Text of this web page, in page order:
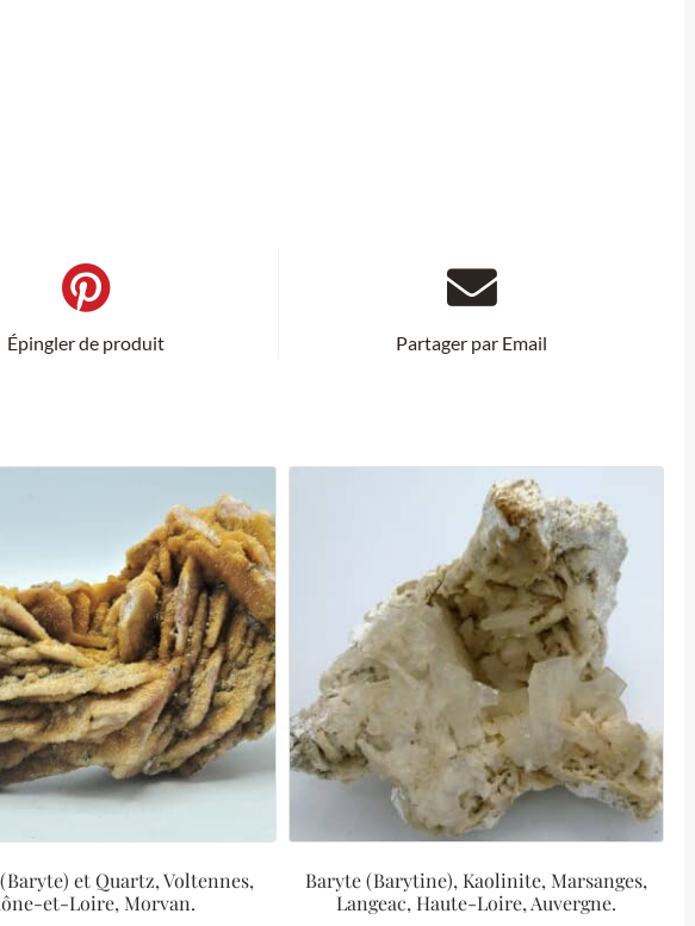
Épingler de produit Partager par Email
et Quartz, Voltennes,
et-Loire, Morvan.
Baryte (Barytine), Kaolinite, Marsanges,
Langeac, Haute-Loire, Auvergne.